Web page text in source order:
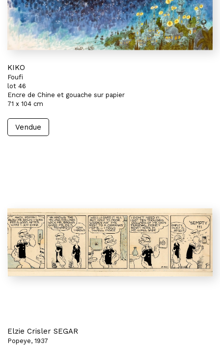
KIKO
Foufi
lot 46
Encre de Chine et gouache sur papier
71 x 104 cm
Vendue
Elzie Crisler SEGAR
Popeye, 1937